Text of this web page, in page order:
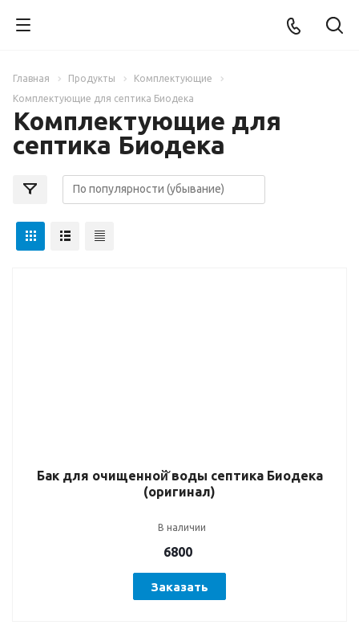
Главная Продукты
Комплектующие
Комплектующие для септика Биодека
Комплектующие для
септика Биодека
Бак для очищенной̆ воды септика Биодека
(оригинал)
В наличии
6800
Заказать